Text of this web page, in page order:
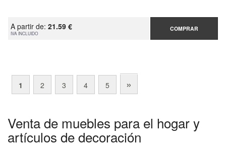
A partir de: 21.59 €
IVA INCLUIDO
COMPRAR
1 2 3 4 5 »
Venta de muebles para el hogar y
artículos de decoración